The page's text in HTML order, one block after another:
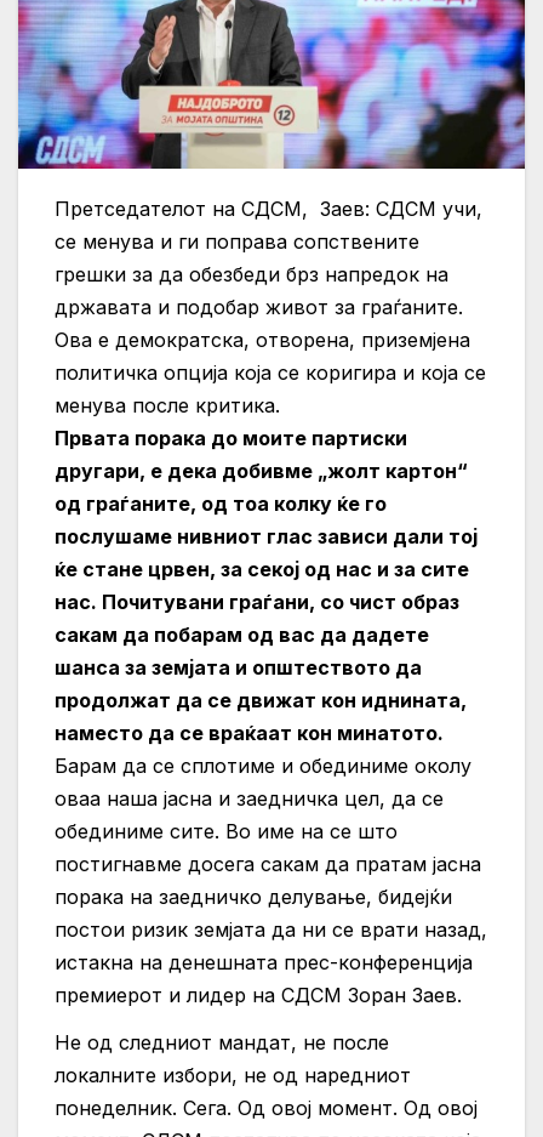
Претседателот на СДСМ, Заев: СДСМ учи,
се менува и ги поправа сопствените
грешки за да обезбеди брз напредок на
државата и подобар живот за граѓаните.
Ова е демократска, отворена, приземјена
политичка опција која се коригира и која се
менува после критика.
Првата порака до моите партиски
другари, е дека добивме „жолт картон“
од граѓаните, од тоа колку ќе го
послушаме нивниот глас зависи дали тој
ќе стане црвен, за секој од нас и за сите
нас. Почитувани граѓани, со чист образ
сакам да побарам од вас да дадете
шанса за земјата и општеството да
продолжат да се движат кон иднината,
наместо да се враќаат кон минатото.
Барам да се сплотиме и обединиме околу
оваа наша јасна и заедничка цел, да се
обединиме сите. Во име на се што
постигнавме досега сакам да пратам јасна
порака на заедничко делување, бидејќи
постои ризик земјата да ни се врати назад,
истакна на денешната прес-конференција
премиерот и лидер на СДСМ Зоран Заев.
Не од следниот мандат, не после
локалните избори, не од наредниот
понеделник. Сега. Од овој момент. Од овој